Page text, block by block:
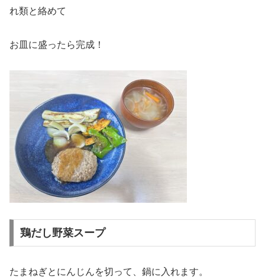
れ類と絡めて
お皿に盛ったら完成！
鶏だし野菜スープ
たまねぎとにんじんを切って、鍋に入れます。